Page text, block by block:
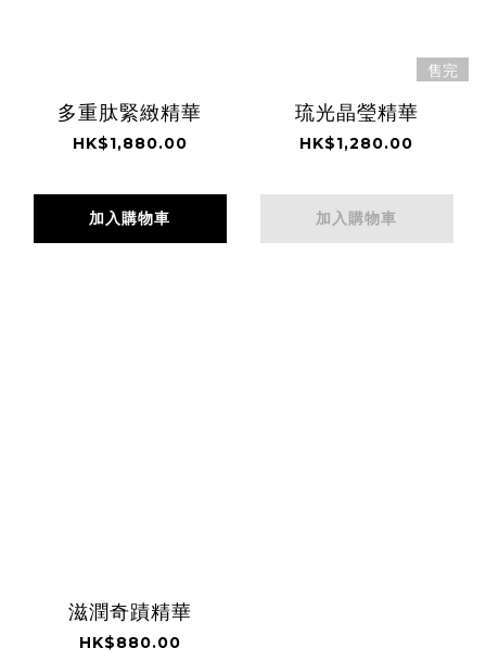
多重肽緊緻精華
HK$1,880.00
加入購物車
售完
琉光晶瑩精華
HK$1,280.00
加入購物車
滋潤奇蹟精華
HK$880.00